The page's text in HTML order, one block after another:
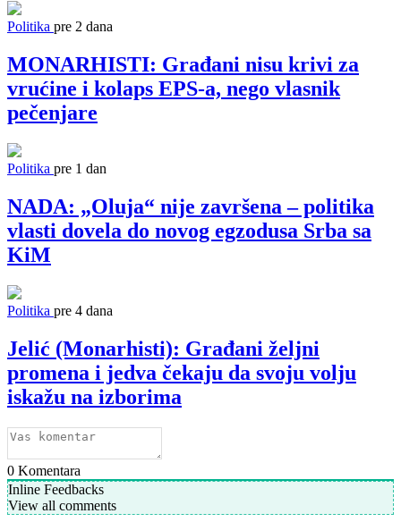
Politika pre 2 dana
MONARHISTI: Građani nisu krivi za
vrućine i kolaps EPS-a, nego vlasnik
pečenjare
Politika pre 1 dan
NADA: „Oluja“ nije završena – politika
vlasti dovela do novog egzodusa Srba sa
KiM
Politika pre 4 dana
Jelić (Monarhisti): Građani željni
promena i jedva čekaju da svoju volju
iskažu na izborima
0 Komentara
Inline Feedbacks
View all comments